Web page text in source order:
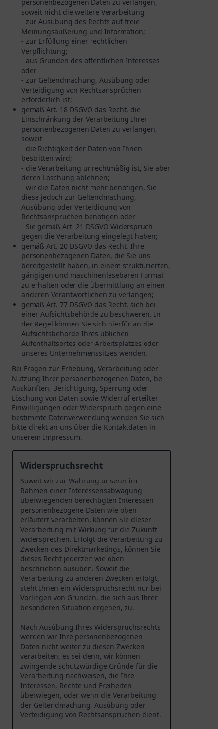
personenbezogenen Daten zu verlangen,
soweit nicht die weitere Verarbeitung
- zur Ausübung des Rechts auf freie
Meinungsäußerung und Information;
- zur Erfüllung einer rechtlichen
Verpflichtung;
- aus Gründen des öffentlichen Interesses
oder
- zur Geltendmachung, Ausübung oder
Verteidigung von Rechtsansprüchen
erforderlich ist;
gemäß Art. 18 DSGVO das Recht, die
Einschränkung der Verarbeitung Ihrer
personenbezogenen Daten zu verlangen,
soweit
- die Richtigkeit der Daten von Ihnen
bestritten wird;
- die Verarbeitung unrechtmäßig ist, Sie aber
deren Löschung ablehnen;
- wir die Daten nicht mehr benötigen, Sie
diese jedoch zur Geltendmachung,
Ausübung oder Verteidigung von
Rechtsansprüchen benötigen oder
- Sie gemäß Art. 21 DSGVO Widerspruch
gegen die Verarbeitung eingelegt haben;
gemäß Art. 20 DSGVO das Recht, Ihre
personenbezogenen Daten, die Sie uns
bereitgestellt haben, in einem strukturierten,
gängigen und maschinenlesebaren Format
zu erhalten oder die Übermittlung an einen
anderen Verantwortlichen zu verlangen;
gemäß Art. 77 DSGVO das Recht, sich bei
einer Aufsichtsbehörde zu beschweren. In
der Regel können Sie sich hierfür an die
Aufsichtsbehörde Ihres üblichen
Aufenthaltsortes oder Arbeitsplatzes oder
unseres Unternehmenssitzes wenden.
Bei Fragen zur Erhebung, Verarbeitung oder
Nutzung Ihrer personenbezogenen Daten, bei
Auskünften, Berichtigung, Sperrung oder
Löschung von Daten sowie Widerruf erteilter
Einwilligungen oder Widerspruch gegen eine
bestimmte Datenverwendung wenden Sie sich
bitte direkt an uns über die Kontaktdaten in
unserem Impressum.
Widerspruchsrecht
Soweit wir zur Wahrung unserer im
Rahmen einer Interessensabwägung
überwiegenden berechtigten Interessen
personenbezogene Daten wie oben
erläutert verarbeiten, können Sie dieser
Verarbeitung mit Wirkung für die Zukunft
widersprechen. Erfolgt die Verarbeitung zu
Zwecken des Direktmarketings, können Sie
dieses Recht jederzeit wie oben
beschrieben ausüben. Soweit die
Verarbeitung zu anderen Zwecken erfolgt,
steht Ihnen ein Widerspruchsrecht nur bei
Vorliegen von Gründen, die sich aus Ihrer
besonderen Situation ergeben, zu.
Nach Ausübung Ihres Widerspruchsrechts
werden wir Ihre personenbezogenen
Daten nicht weiter zu diesen Zwecken
verarbeiten, es sei denn, wir können
zwingende schutzwürdige Gründe für die
Verarbeitung nachweisen, die Ihre
Interessen, Rechte und Freiheiten
überwiegen, oder wenn die Verarbeitung
der Geltendmachung, Ausübung oder
Verteidigung von Rechtsansprüchen dient.